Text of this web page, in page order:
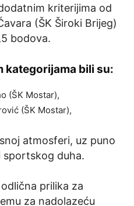
kriterijima od
(ŠK Široki Brijeg)
bodova.
kategorijama bili su:
(ŠK Mostar),
(ŠK Mostar),
atmosferi, uz puno
sportskog duha.
prilika za
za nadolazeću